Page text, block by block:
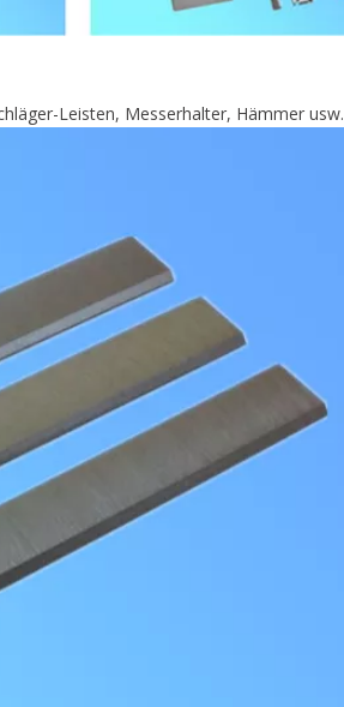
Leisten, Messerhalter, Hämmer usw.